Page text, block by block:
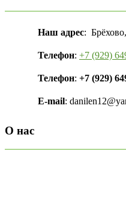
Наш адрес:
Телефон: +7 (929)
Телефон: +7 (929)
E-mail:
О нас